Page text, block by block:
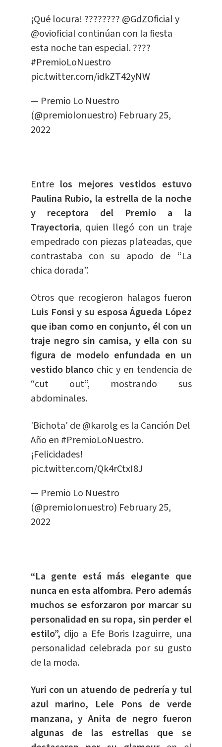
¡Qué locura! ???????? @GdZOficialy
@ovioficial continúan con la fiesta
esta noche tan especial. ????
#PremioLoNuestro
pic.twitter.com/idkZT42yNW
— Premio Lo Nuestro
(@premiolonuestro) February 25,
2022
Entre los mejores vestidos estuvo
Paulina Rubio, la estrella de la noche
y receptora del Premio a la
Trayectoria, quien llegó con un traje
empedrado con piezas plateadas, que
contrastaba con su apodo de “La
chica dorada”.
Otros que recogieron halagos fueron
Luis Fonsi y su esposa Águeda López
que iban como en conjunto, él con un
traje negro sin camisa, y ella con su
figura de modelo enfundada en un
vestido blanco chic y en tendencia de
“cut out”, mostrando sus
abdominales.
'Bichota' de@karolg es la Canción Del
Año en #PremioLoNuestro.
¡Felicidades!
pic.twitter.com/Qk4rCtxI8J
— Premio Lo Nuestro
(@premiolonuestro) February 25,
2022
“La gente está más elegante que
nunca en esta alfombra. Pero además
muchos se esforzaron por marcar su
personalidad en su ropa, sin perder el
estilo”, dijo a Efe Boris Izaguirre, una
personalidad celebrada por su gusto
de la moda.
Yuri con un atuendo de pedrería y tul
azul marino, Lele Pons de verde
manzana, y Anita de negro fueron
algunas de las estrellas que se